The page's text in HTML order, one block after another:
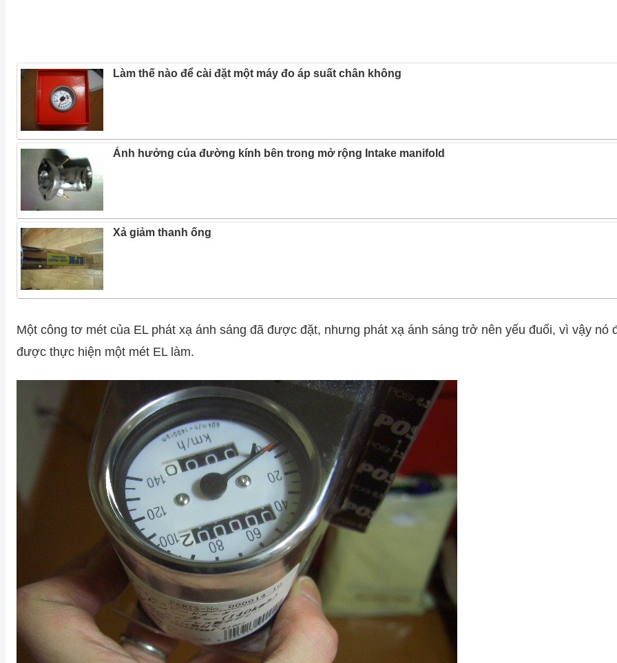
Làm thế nào để cài đặt một máy đo áp suất chân không
Ảnh hưởng của đường kính bên trong mở rộng Intake manifold
Xả giảm thanh ống
Một công tơ mét của EL phát xạ ánh sáng đã được đặt, nhưng phát xạ ánh sáng trở nên yếu đuối, vì vậy nó
được thực hiện một mét EL làm.